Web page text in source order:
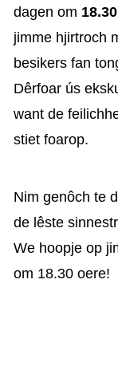
dagen om
jimme hjirtroch
besikers fan
Dêrfoar ús
want de
stiet foarop.
Nim genôch te
de lêste
We hoopje op
om 18.30 oere!